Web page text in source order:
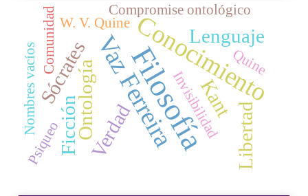
Filosofía
Conocimiento
Vaz Ferreira
Ontología Kant
Sócrates
Verdad
Ficción
Lenguaje
Libertad
Compromise ontológico
Invisibilidad
W. V. Quine
Comunidad
Psiqueo
Nombres vacíos Quine